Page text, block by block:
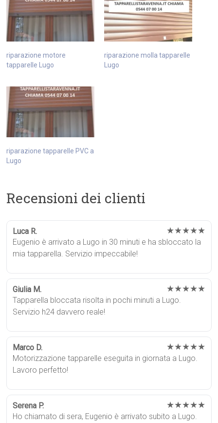
riparazione motore
tapparelle Lugo
riparazione molla tapparelle
Lugo
riparazione tapparelle PVC a
Lugo
Recensioni dei clienti
Luca R. ★★★★★
Eugenio è arrivato a Lugo in 30 minuti e ha sbloccato la
mia tapparella. Servizio impeccabile!
Giulia M. ★★★★★
Tapparella bloccata risolta in pochi minuti a Lugo.
Servizio h24 davvero reale!
Marco D. ★★★★★
Motorizzazione tapparelle eseguita in giornata a Lugo.
Lavoro perfetto!
Serena P. ★★★★★
Ho chiamato di sera, Eugenio è arrivato subito a Lugo.